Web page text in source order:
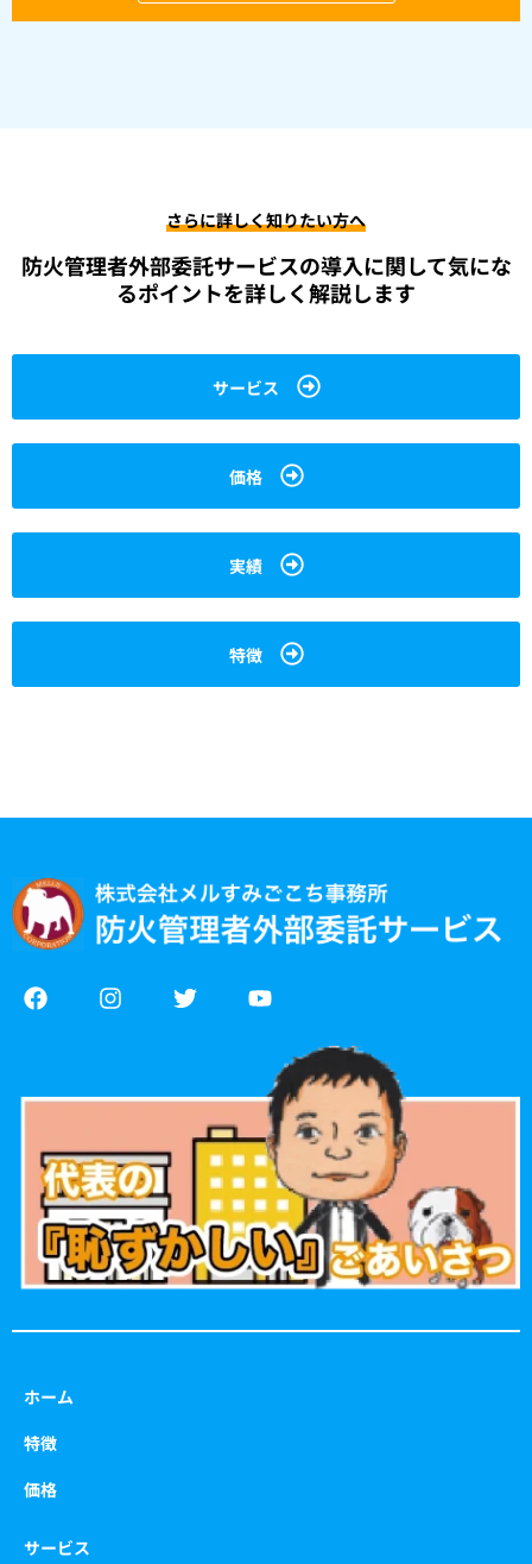
さらに詳しく知りたい方へ
防火管理者外部委託サービスの導入に関して気にな
るポイントを詳しく解説します
サービス
価格
実績
特徴
F
a
o
k
I
n
g
a
m
T
w
e
Y
o
u
b
e
ホーム
特徴
価格
サービス